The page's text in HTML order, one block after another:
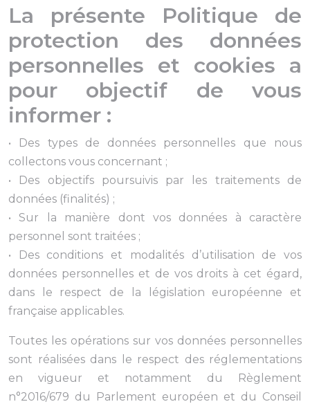
La présente Politique de
protection des données
personnelles et cookies a
pour objectif de vous
informer :
• Des types de données personnelles que nous
collectons vous concernant ;
• Des objectifs poursuivis par les traitements de
données (finalités) ;
• Sur la manière dont vos données à caractère
personnel sont traitées ;
• Des conditions et modalités d’utilisation de vos
données personnelles et de vos droits à cet égard,
dans le respect de la législation européenne et
française applicables.
Toutes les opérations sur vos données personnelles
sont réalisées dans le respect des réglementations
en vigueur et notamment du Règlement
n°2016/679 du Parlement européen et du Conseil